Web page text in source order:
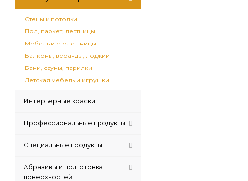
Стены и потолки
Пол, паркет, лестницы
Мебель и столешницы
Балконы, веранды, лоджии
Бани, сауны, парилки
Детская мебель и игрушки
Интерьерные краски
Профессиональные продукты
Специальные продукты
Абразивы и подготовка
поверхностей